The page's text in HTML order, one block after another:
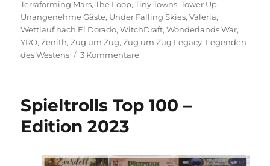
Terraforming Mars,The Loop,Tiny Towns,Tower Up,
Unangenehme Gäste, Under Falling Skies,Valeria,
Wettlauf nach El Dorado,WitchDraft,Wonderlands War,
YRO,Zenith,Zug um Zug,Zug um Zug Legacy: Legenden
des Westens
3 Kommentarezu
–
Spieltrolls Top 100 –
Edition 2023